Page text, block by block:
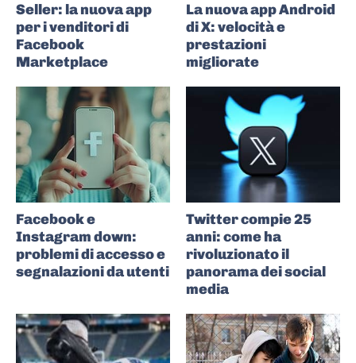
Seller: la nuova app
per i venditori di
Facebook
Marketplace
La nuova app Android
di X: velocità e
prestazioni
migliorate
Facebook e
Instagram down:
problemi di accesso e
segnalazioni da utenti
Twitter compie 25
anni: come ha
rivoluzionato il
panorama dei social
media